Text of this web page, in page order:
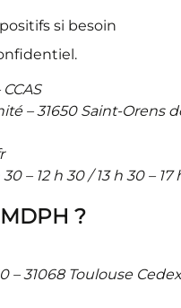
si besoin
– 31650 Saint-Orens
– 12 h 30 / 13 h 30 – 17
?
– 31068 Toulouse